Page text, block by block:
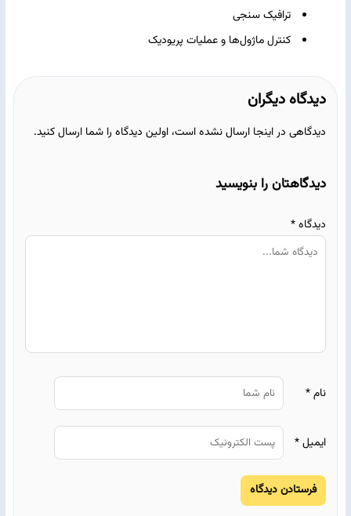
ترافیک سنجی
کنترل ماژول‌ها و عملیات پریودیک
دیدگاه دیگران
دیدگاهی در اینجا ارسال نشده است، اولین دیدگاه را شما ارسال کنید.
دیدگاهتان را بنویسید
دیدگاه*
نام*
ایمیل*